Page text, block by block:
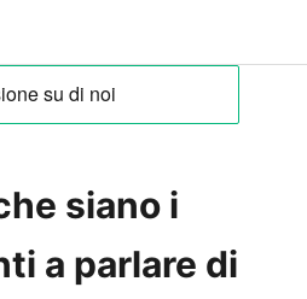
siano i
a parlare di